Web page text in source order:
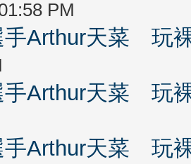
PM
手Arthur天菜 玩
手Arthur天菜 玩
手Arthur天菜 玩